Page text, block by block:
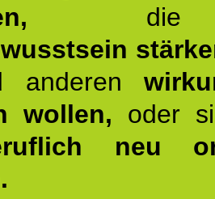
die
anderen
wollen, oder
neu